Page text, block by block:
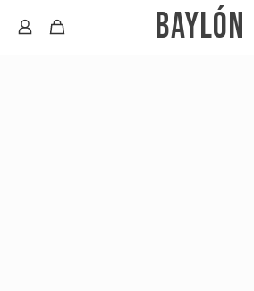
BAYLÓN